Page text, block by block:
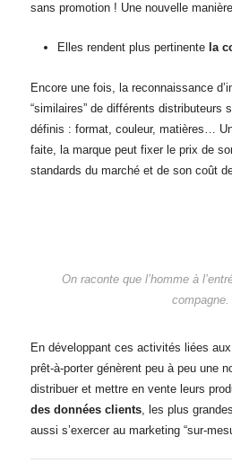
sans promotion ! Une nouvelle
Elles rendent plus pertinentela
Encore une fois, la reconnaissance
“similaires” de différents distributeurs
définis : format, couleur, matières…
faite, la marque peut fixer le prix de
standards du marché et de son coût
On raconte que l’homme à
compagne.
En développant ces activités liées
prêt-à-porter génèrent peu à peu une
distribuer et mettre en vente leurs
des données clients, les plus
aussi s’exercer au marketing “sur-